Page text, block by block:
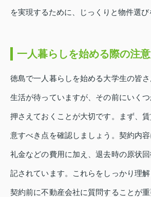
を実現するために、じっくりと物件選び
一人暮らしを始める際の注
徳島で一人暮らしを始める大学生の皆
生活が待っていますが、その前にいく
押さえておくことが大切です。まず、
意すべき点を確認しましょう。契約内容
礼金などの費用に加え、退去時の原状
記されています。これらをしっかり理
契約前に不動産会社に質問することが